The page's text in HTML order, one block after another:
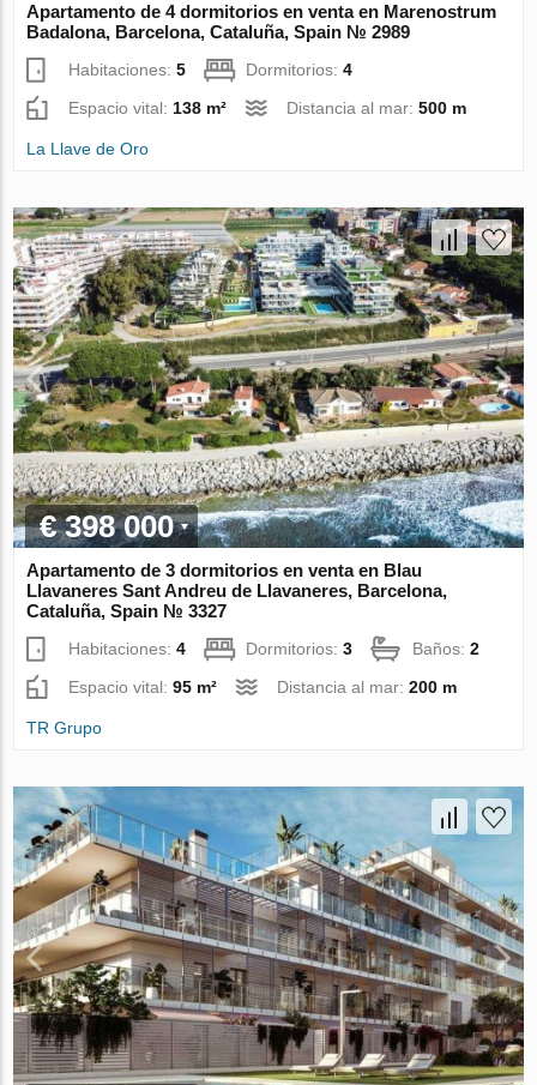
Apartamento de 4 dormitorios en venta en Marenostrum
Badalona, Barcelona, Cataluña, Spain № 2989
Habitaciones:5 Dormitorios:4
Espacio vital:138 m² Distancia al mar:500 m
La Llave de Oro
€ 398 000
Apartamento de 3 dormitorios en venta en Blau
Llavaneres Sant Andreu de Llavaneres, Barcelona,
Cataluña, Spain № 3327
Habitaciones:4 Dormitorios:3 Baños:2
Espacio vital:95 m² Distancia al mar:200 m
TR Grupo